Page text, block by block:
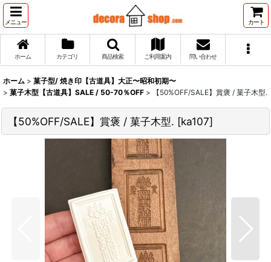
メニュー カート
ホーム カテゴリ 商品検索 ご利用案内 問い合わせ
ホーム > 菓子型/ 焼き印【古道具】大正〜昭和初期〜
> 菓子木型【古道具】SALE / 50-70％OFF > 【50%OFF/SALE】賞褒 / 菓子木型.
【50%OFF/SALE】賞褒 / 菓子木型. [ka107]